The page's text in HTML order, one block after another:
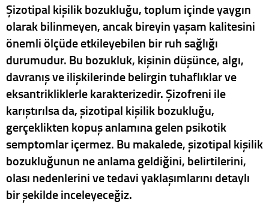
Şizotipal kişilik bozukluğu, toplum içinde yaygın
olarak bilinmeyen, ancak bireyin yaşam kalitesini
önemli ölçüde etkileyebilen bir ruh sağlığı
durumudur. Bu bozukluk, kişinin düşünce, algı,
davranış ve ilişkilerinde belirgin tuhaflıklar ve
eksantrikliklerle karakterizedir. Şizofreni ile
karıştırılsa da, şizotipal kişilik bozukluğu,
gerçeklikten kopuş anlamına gelen psikotik
semptomlar içermez. Bu makalede, şizotipal kişilik
bozukluğunun ne anlama geldiğini, belirtilerini,
olası nedenlerini ve tedavi yaklaşımlarını detaylı
bir şekilde inceleyeceğiz.